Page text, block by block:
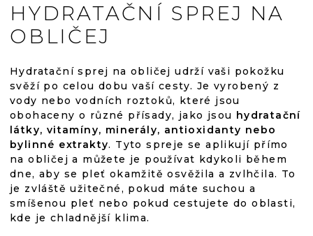
HYDRATAČNÍ SPREJ NA
OBLIČEJ
Hydratační sprej na obličej udrží vaši pokožku
svěží po celou dobu vaší cesty. Je vyrobený z
vody nebo vodních roztoků, které jsou
obohaceny o různé přísady, jako jsou hydratační
látky, vitamíny, minerály, antioxidanty nebo
bylinné extrakty. Tyto spreje se aplikují přímo
na obličej a můžete je používat kdykoli během
dne, aby se pleť okamžitě osvěžila a zvlhčila. To
je zvláště užitečné, pokud máte suchou a
smíšenou pleť nebo pokud cestujete do oblasti,
kde je chladnější klima.